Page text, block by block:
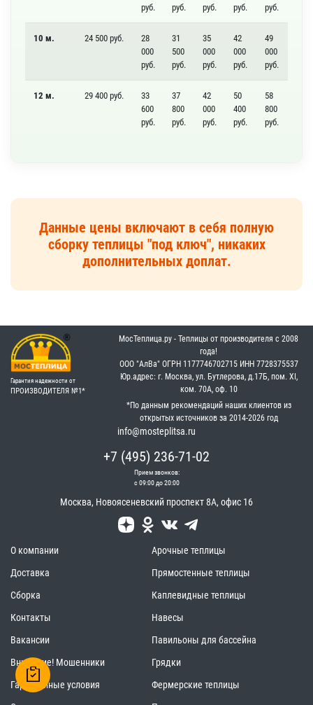
руб.
руб.
руб.
руб.
руб.
10 м. 24 500 руб.
28
000
руб.
31
500
руб.
35
000
руб.
42
000
руб.
49
000
руб.
12 м. 29 400 руб.
33
600
руб.
37
800
руб.
42
000
руб.
50
400
руб.
58
800
руб.
Данные цены включают в себя полную
сборку теплицы "под ключ", никаких
дополнительных доплат.
Гарантия надежности от
ПРОИЗВОДИТЕЛЯ №1*
МосТеплица.ру - Теплицы от производителя с 2008
года!
OOO "АлВа" OГРН ‎1177746702715 ИНН ‎7728375537
Юр.адрес: г. Москва, ул. Бутлерова, д.17Б, пом. XI,
ком. 70А, оф. 10
*По данным рекомендаций наших клиентов из
открытых источников за 2014-2026 год
О компании
Доставка
Сборка
Контакты
Вакансии
Внимание! Мошенники
Гарантийные условия
Арочные теплицы
Прямостенные теплицы
Каплевидные теплицы
Навесы
Павильоны для бассейна
Грядки
Фермерские теплицы
info@mosteplitsa.ru
+7 (495) 236-71-02
Прием звонков:
с 09:00 до 20:00
Москва, Новоясеневский проспект 8А, офис 16